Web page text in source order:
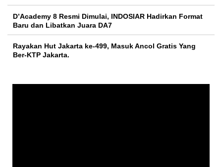
D’Academy 8 Resmi Dimulai, INDOSIAR Hadirkan Format
Baru dan Libatkan Juara DA7
Rayakan Hut Jakarta ke-499, Masuk Ancol Gratis Yang
Ber-KTP Jakarta.